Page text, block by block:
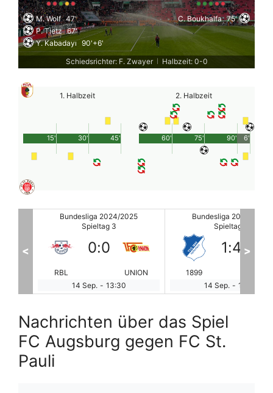
M. Wolf 47'
P. Tietz 67'
Y. Kabadayı 90'+6'
C. Boukhalfa 75'
Schiedsrichter: F. Zwayer Halbzeit: 0-0
1. Halbzeit
45'
15' 30'
2. Halbzeit
90'
60' 75' 6'
Bundesliga 2024/2025
Spieltag 3
1899
1:4
BAY
14 Sep. - 13:30
Bundesliga 2024/2025
Spieltag 3
SCF
2:1
14 Sep. - 13:30
< >
Nachrichten über das Spiel
FC Augsburg gegen FC St.
Pauli